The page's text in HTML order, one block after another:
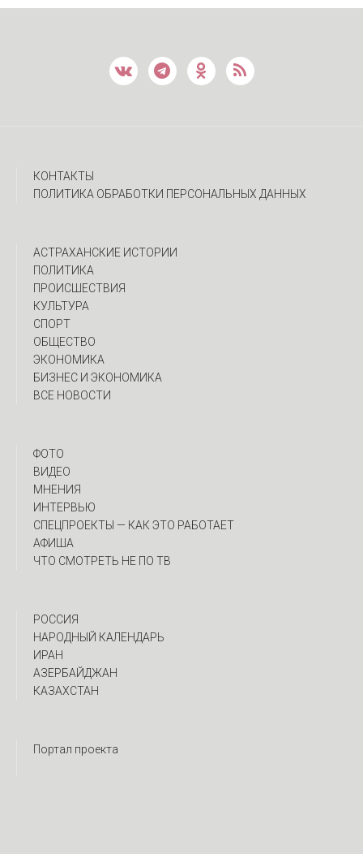
КОНТАКТЫ
ПОЛИТИКА ОБРАБОТКИ ПЕРСОНАЛЬНЫХ ДАННЫХ
АСТРАХАНСКИЕ ИСТОРИИ
ПОЛИТИКА
ПРОИСШЕСТВИЯ
КУЛЬТУРА
СПОРТ
ОБЩЕСТВО
ЭКОНОМИКА
БИЗНЕС И ЭКОНОМИКА
ВСЕ НОВОСТИ
ФОТО
ВИДЕО
МНЕНИЯ
ИНТЕРВЬЮ
CПЕЦПРОЕКТЫ — КАК ЭТО РАБОТАЕТ
АФИША
ЧТО СМОТРЕТЬ НЕ ПО ТВ
РОССИЯ
НАРОДНЫЙ КАЛЕНДАРЬ
ИРАН
АЗЕРБАЙДЖАН
КАЗАХСТАН
Портал проекта